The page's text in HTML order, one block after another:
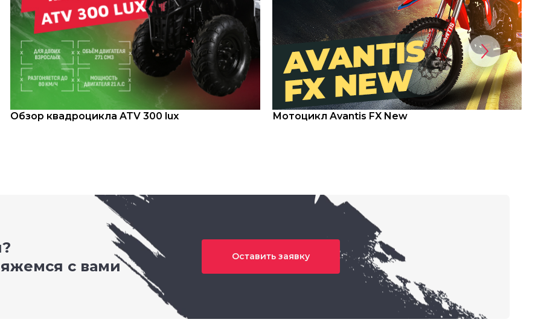
Обзор квадроцикла ATV 300 lux Мотоцикл Avantis FX New
с вами
Оставить заявку